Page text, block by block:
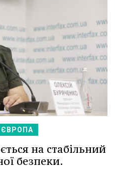
ЄВРОПА
на стабільний
безпеки.